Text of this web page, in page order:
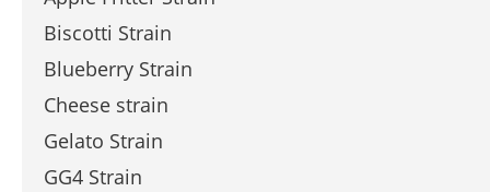
Biscotti Strain
Blueberry Strain
Cheese strain
Gelato Strain
GG4 Strain